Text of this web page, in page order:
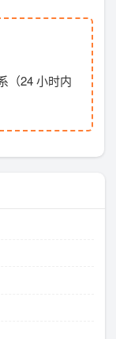
（24 小时内